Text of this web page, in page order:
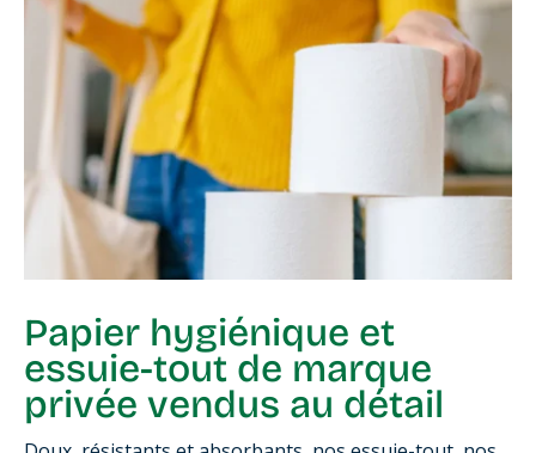
Papier hygiénique et
essuie-tout de marque
privée vendus au détail